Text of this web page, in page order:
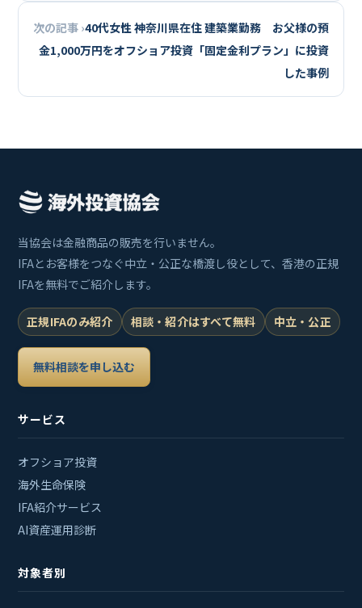
次の記事 ›40代女性 神奈川県在住 建築業勤務 お父様の預
金1,000万円をオフショア投資「固定金利プラン」に投資
した事例
当協会は金融商品の販売を行いません。
IFAとお客様をつなぐ中立・公正な橋渡し役として、香港の正規
IFAを無料でご紹介します。
正規IFAのみ紹介 相談・紹介はすべて無料 中立・公正
無料相談を申し込む
サービス
オフショア投資
海外生命保険
IFA紹介サービス
AI資産運用診断
対象者別